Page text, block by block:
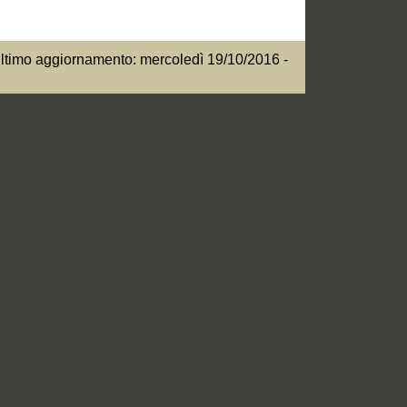
aggiornamento: mercoledì 19/10/2016 -